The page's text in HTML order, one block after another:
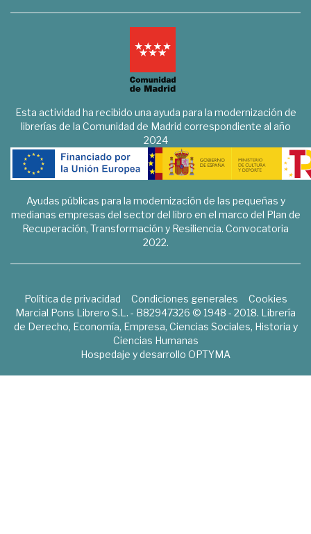
Esta actividad ha recibido una ayuda para la modernización de
librerías de la Comunidad de Madrid correspondiente al año
2024
Ayudas públicas para la modernización de las pequeñas y
medianas empresas del sector del libro en el marco del Plan de
Recuperación, Transformación y Resiliencia. Convocatoria
2022.
Política de privacidad Condiciones generales
Cookies
Marcial Pons Librero S.L. - B82947326 © 1948 - 2018. Librería
de Derecho, Economía, Empresa, Ciencias Sociales, Historia y
Ciencias Humanas
Hospedaje y desarrollo OPTYMA